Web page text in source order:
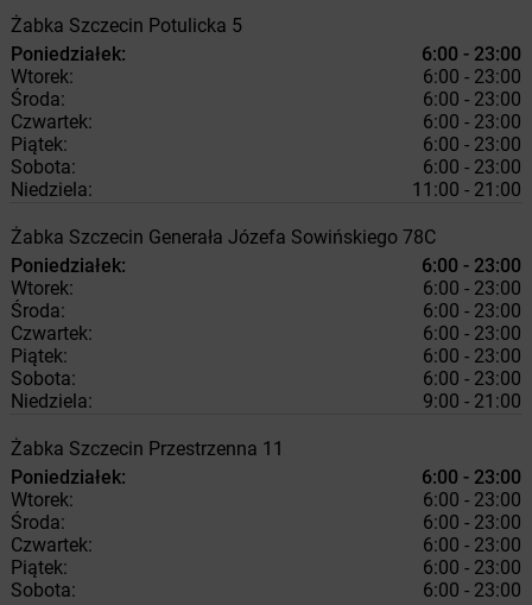
Żabka Szczecin Potulicka 5
Poniedziałek:
6:00 - 23:00
Wtorek:
6:00 - 23:00
Środa:
6:00 - 23:00
Czwartek:
6:00 - 23:00
Piątek:
6:00 - 23:00
Sobota:
6:00 - 23:00
Niedziela:
11:00 - 21:00
Żabka Szczecin Generała Józefa Sowińskiego 78C
Poniedziałek:
6:00 - 23:00
Wtorek:
6:00 - 23:00
Środa:
6:00 - 23:00
Czwartek:
6:00 - 23:00
Piątek:
6:00 - 23:00
Sobota:
6:00 - 23:00
Niedziela:
9:00 - 21:00
Żabka Szczecin Przestrzenna 11
Poniedziałek:
6:00 - 23:00
Wtorek:
6:00 - 23:00
Środa:
6:00 - 23:00
Czwartek:
6:00 - 23:00
Piątek:
6:00 - 23:00
Sobota:
6:00 - 23:00